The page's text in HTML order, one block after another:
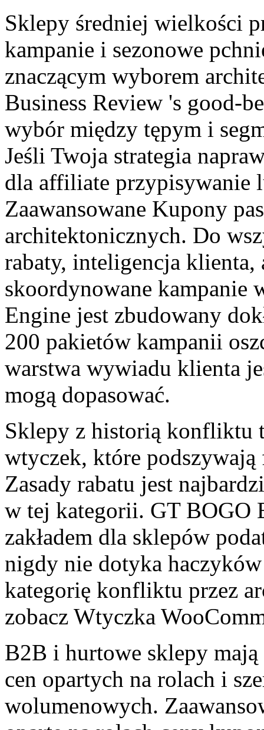
Sklepy średniej wielkości
kampanie i sezonowe
znaczącym wyborem
Business Review 's good-
wybór między tępym i
Jeśli Twoja strategia
dla affiliate przypisywanie
Zaawansowane Kupony
architektonicznych. Do
rabaty, inteligencja
skoordynowane kampanie
Engine jest zbudowany
200 pakietów kampanii
warstwa wywiadu klienta
mogą dopasować.
Sklepy z historią konfliktu
wtyczek, które
Zasady rabatu jest
w tej kategorii. GT BOGO
zakładem dla sklepów
nigdy nie dotyka
kategorię konfliktu przez
zobacz Wtyczka
B2B i hurtowe sklepy mają
cen opartych na rolach i
wolumenowych.